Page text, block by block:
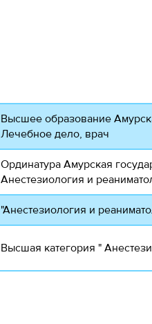
Высшее образование
Лечебное дело, врач
Ординатура Амурская
Анестезиология и
"Анестезиология и
Высшая категория "